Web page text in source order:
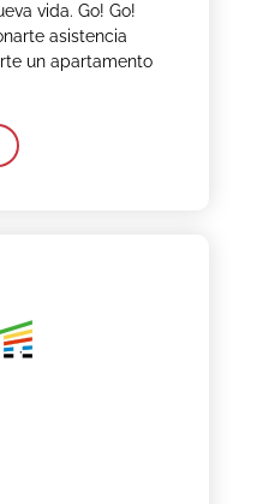
vida. Go! Go!
asistencia
un apartamento